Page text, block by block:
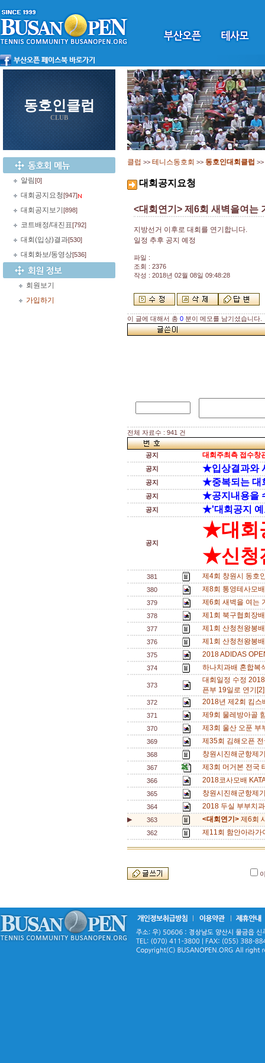
동호인클럽
CLUB
알림[0]
대회공지요청[947]
대회공지보기 [898]
코트배정/대진표[792]
대회(입상)결과[530]
대회화보/동영상[536]
회원보기
가입하기
클럽 >> 테니스동호회 >> 동호인대회클럽 >>
대회공지요청
<대회연기> 제6회 새벽을여는
지방선거 이후로 대회를 연기합니다.
일정 추후 공지 예정
파일 :
조회 : 2376
작성 : 2018년 02월 08일 09:48:28
이 글에 대해서 총 0 분이 메모를 남기셨습니다.
전체 자료수 : 941 건
공지 대회주최측 접수창
공지 ★입상결과와
공지 ★중복되는 대
공지 ★공지내용을
공지 ★'대회공지 예
공지
★대회
★신청
381 제4회 창원시 동호
380 제8회 통영테사모
379 제6회 새벽을 여는
378 제1회 북구협회장
377 제1회 산청천왕봉
376 제1회 산청천왕봉
375 2018 ADIDAS
374 하나치과배 혼합복
373
대회일정 수정
픈부 19일로 연기
372 2018년 제2회 킴
371 제9회 물레방아골
370 제3회 울산 오푼
369 제35회 김해오픈
368 창원시진해군항제
367 제3회 머거본 전국
366 2018코사모배
365 창원시진해군항제
364 2018 두실 부부치
▶ 363 <대회연기> 제6회
362 제11회 함안아라